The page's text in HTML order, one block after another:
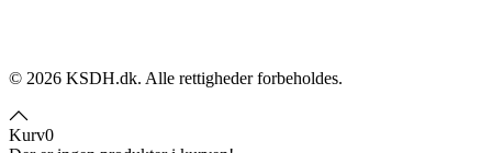
© 2026 KSDH.dk. Alle rettigheder forbeholdes.
Kurv0